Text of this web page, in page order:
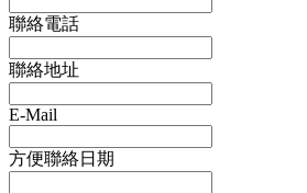
聯絡電話
聯絡地址
E-Mail
方便聯絡日期